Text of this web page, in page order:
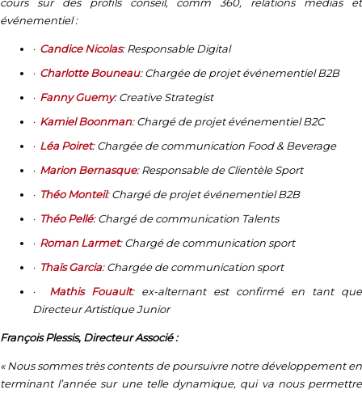
cours sur des profils conseil, comm 360, relations médias et
événementiel :
· Candice Nicolas: Responsable Digital
· Charlotte Bouneau: Chargée de projet événementiel B2B
· Fanny Guemy: Creative Strategist
· Kamiel Boonman: Chargé de projet événementiel B2C
· Léa Poiret: Chargée de communication Food & Beverage
· Marion Bernasque: Responsable de Clientèle Sport
· Théo Monteil: Chargé de projet événementiel B2B
· Théo Pellé: Chargé de communication Talents
· Roman Larmet: Chargé de communication sport
· Thaïs Garcia: Chargée de communication sport
· Mathis Fouault: ex-alternant est confirmé en tant que
Directeur Artistique Junior
François Plessis, Directeur Associé :
« Nous sommes très contents de poursuivre notre développement en
terminant l’année sur une telle dynamique, qui va nous permettre